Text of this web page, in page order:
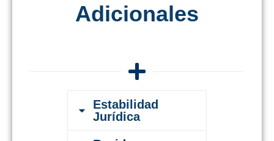
Adicionales
Estabilidad
Jurídica